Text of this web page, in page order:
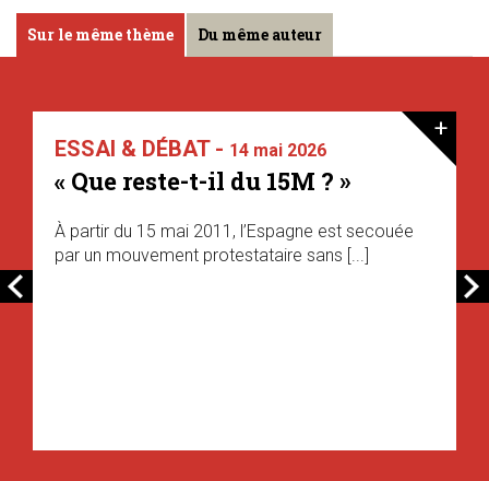
Sur le même thème Du même auteur
ESSAI & DÉBAT - 14 mai 2026
« Que reste-t-il du 15M ? »
À partir du 15 mai 2011, l’Espagne est secouée
par un mouvement protestataire sans [...]
+